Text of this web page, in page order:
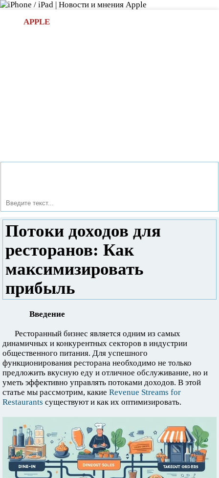
APPLE
Потоки доходов для
ресторанов: Как
максимизировать
прибыль
Введение
Ресторанный бизнес является одним из самых
динамичных и конкурентных секторов в индустрии
общественного питания. Для успешного
функционирования ресторана необходимо не только
предложить вкусную еду и отличное обслуживание, но и
уметь эффективно управлять потоками доходов. В этой
статье мы рассмотрим, какие Revenue Streams for
Restaurants существуют и как их оптимизировать.